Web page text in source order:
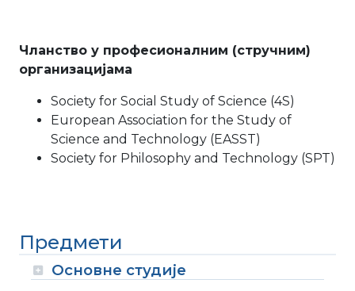
Чланство у професионалним (стручним)
организацијама
Society for Social Study of Science (4S)
European Association for the Study of
Science and Technology (EASST)
Society for Philosophy and Technology (SPT)
Предмети
Основне студије